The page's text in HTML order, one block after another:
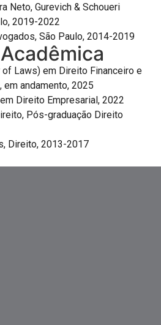
Neto, Gurevich & Schoueri
2019-2022
São Paulo, 2014-2019
Laws) em Direito Financeiro e
andamento, 2025
Direito Empresarial, 2022
Pós-graduação Direito
Direito, 2013-2017